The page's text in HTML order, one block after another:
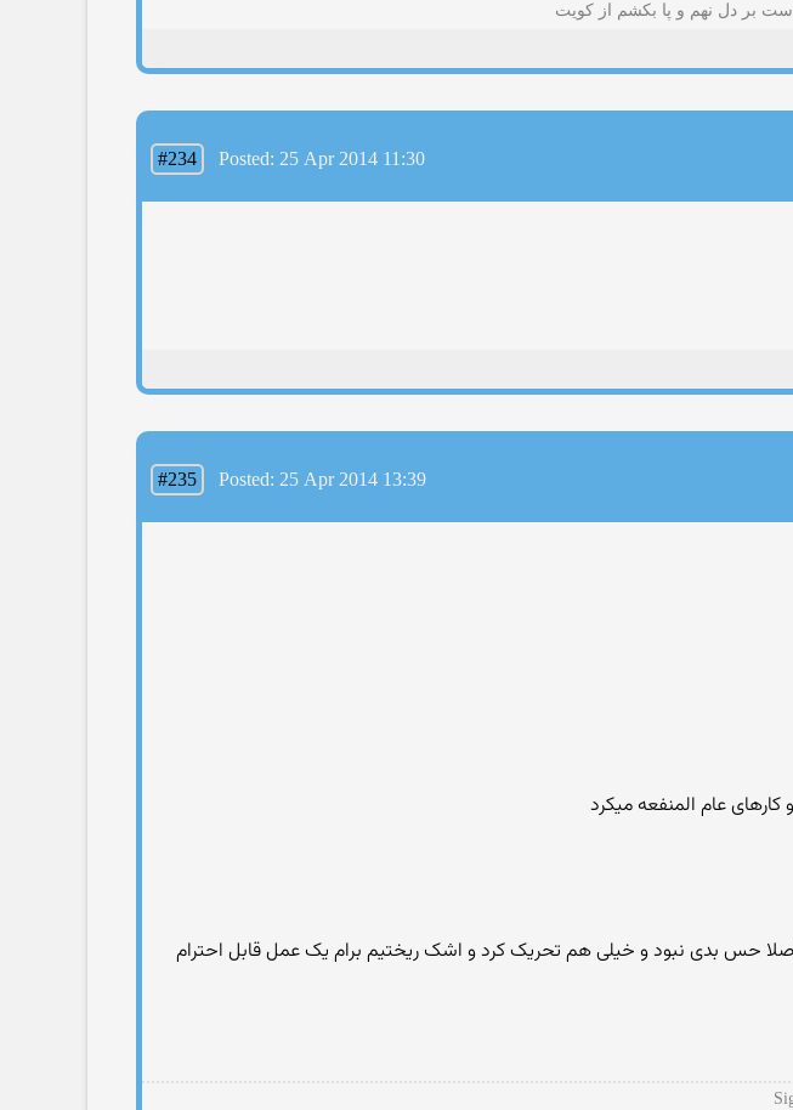
بر دل نهم و پا بکشم از کویت
#234 Posted: 25 Apr 2014 11:30
#235 Posted: 25 Apr 2014 13:39
عام المنفعه میکرد
حس بدی نبود و خیلی هم تحریک کرد و اشک ریختیم برام یک عمل قابل احترام